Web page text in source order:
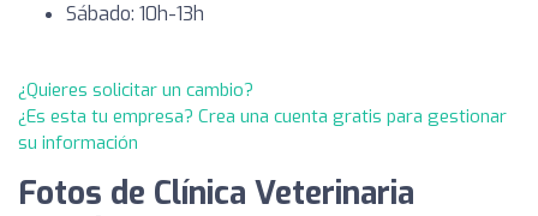
Sábado: 10h-13h
¿Quieres solicitar un cambio?
¿Es esta tu empresa? Crea una cuenta gratis para gestionar
su información
Fotos de Clínica Veterinaria